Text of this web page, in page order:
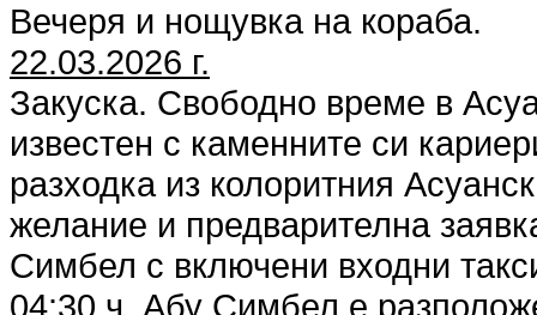
Вечеря и нощувка на кораба.
22.03.2026 г.
Закуска. Свободно време в
известен с каменните си
разходка из колоритния
желание и предварителна
Симбел с включени входни
04:30 ч. Абу Симбел е